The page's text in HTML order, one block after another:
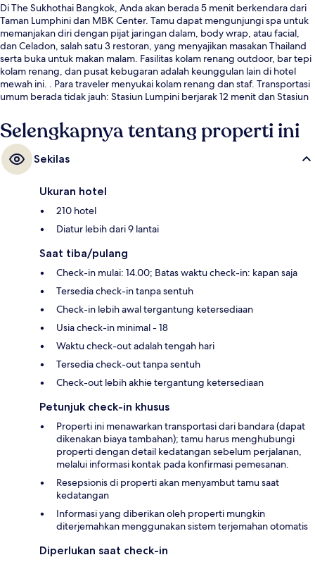
Di The Sukhothai Bangkok, Anda akan berada 5 menit berkendara dari
Taman Lumphini dan MBK Center. Tamu dapat mengunjungi spa untuk
memanjakan diri dengan pijat jaringan dalam, body wrap, atau facial,
dan Celadon, salah satu 3 restoran, yang menyajikan masakan Thailand
serta buka untuk makan malam. Fasilitas kolam renang outdoor, bar tepi
kolam renang, dan pusat kebugaran adalah keunggulan lain di hotel
mewah ini. . Para traveler menyukai kolam renang dan staf. Transportasi
umum berada tidak jauh: Stasiun Lumpini berjarak 12 menit dan Stasiun
Selengkapnya tentang properti ini
Sekilas
Ukuran hotel
210 hotel
Diatur lebih dari 9 lantai
Saat tiba/pulang
Check-in mulai: 14.00; Batas waktu check-in: kapan saja
Tersedia check-in tanpa sentuh
Check-in lebih awal tergantung ketersediaan
Usia check-in minimal - 18
Waktu check-out adalah tengah hari
Tersedia check-out tanpa sentuh
Check-out lebih akhie tergantung ketersediaan
Petunjuk check-in khusus
Properti ini menawarkan transportasi dari bandara (dapat
dikenakan biaya tambahan); tamu harus menghubungi
properti dengan detail kedatangan sebelum perjalanan,
melalui informasi kontak pada konfirmasi pemesanan.
Resepsionis di properti akan menyambut tamu saat
kedatangan
Informasi yang diberikan oleh properti mungkin
diterjemahkan menggunakan sistem terjemahan otomatis
Diperlukan saat check-in